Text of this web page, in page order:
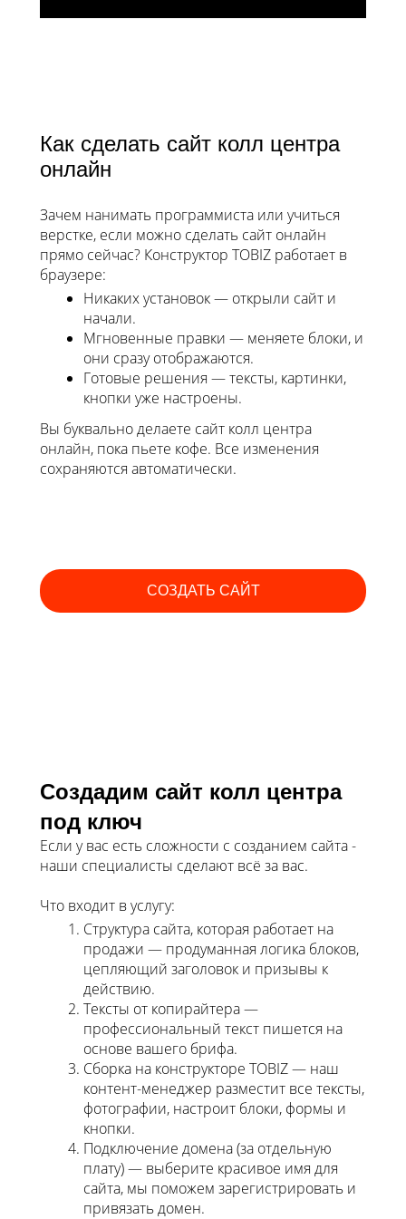
Как сделать сайт колл центра
онлайн
Зачем нанимать программиста или учиться
верстке, если можно сделать сайт онлайн
прямо сейчас? Конструктор TOBIZ работает в
браузере:
Никаких установок — открыли сайт и
начали.
Мгновенные правки — меняете блоки, и
они сразу отображаются.
Готовые решения — тексты, картинки,
кнопки уже настроены.
Вы буквально делаете сайт колл центра
онлайн, пока пьете кофе. Все изменения
сохраняются автоматически.
СОЗДАТЬ САЙТ
Создадим сайт колл центра
под ключ
Если у вас есть сложности с созданием сайта -
наши специалисты сделают всё за вас.
Что входит в услугу:
Структура сайта, которая работает на
продажи — продуманная логика блоков,
цепляющий заголовок и призывы к
действию.
Тексты от копирайтера —
профессиональный текст пишется на
основе вашего брифа.
Сборка на конструкторе TOBIZ — наш
контент-менеджер разместит все тексты,
фотографии, настроит блоки, формы и
кнопки.
Подключение домена (за отдельную
плату) — выберите красивое имя для
сайта, мы поможем зарегистрировать и
привязать домен.